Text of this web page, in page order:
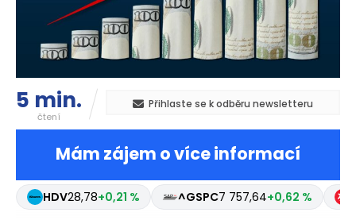
5 min.
čtení
Přihlaste se k odběru newsletteru
Mám zájem o více informací
HDV28,78+0,21 % ^GSPC7 757,64+0,62 %